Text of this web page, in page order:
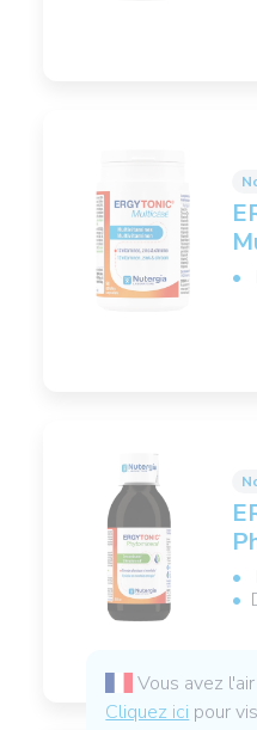
Vous avez
Cliquez ici pour